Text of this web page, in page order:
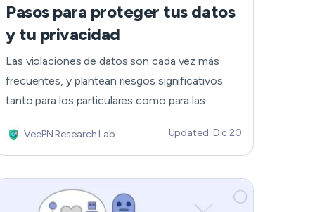
Pasos para proteger tus datos
y tu privacidad
Las violaciones de datos son cada vez más
frecuentes, y plantean riesgos significativos
tanto para los particulares como para las
AT&T, que expuso información personal
sensible de millones de clientes, es un claro
recordatorio de lo importante que es la
seguridad en Internet. Para que tus datos
VeePN Research Lab Updated: Dic 20